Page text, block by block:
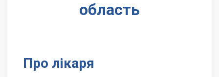
область
Про лікаря